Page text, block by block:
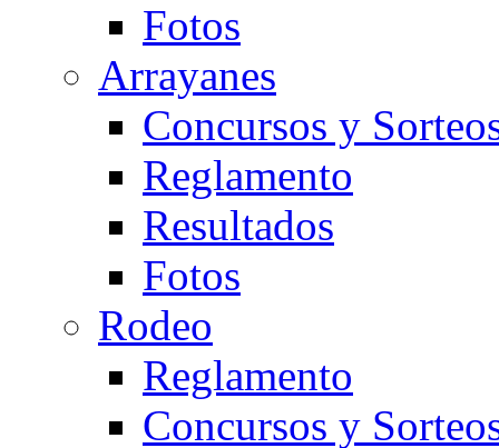
Fotos
Arrayanes
Concursos y
Reglamento
Resultados
Fotos
Rodeo
Reglamento
Concursos y